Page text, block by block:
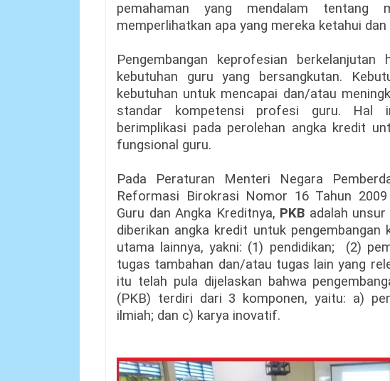
pemahaman yang mendalam
memperlihatkan apa yang mereka ketahui
Pengembangan keprofesian berkelanjutan
kebutuhan guru yang bersangkutan.
kebutuhan untuk mencapai dan/atau
standar kompetensi profesi guru. Hal
berimplikasi pada perolehan angka kredit
fungsional guru.
Pada Peraturan Menteri Negara
Reformasi Birokrasi Nomor 16 Tahun
Guru dan Angka Kreditnya, PKB adalah
diberikan angka kredit untuk pengembangan
utama lainnya, yakni: (1) pendidikan; (2)
tugas tambahan dan/atau tugas lain yang
itu telah pula dijelaskan bahwa
(PKB) terdiri dari 3 komponen, yaitu: a)
ilmiah; dan c) karya inovatif.